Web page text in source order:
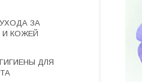
ЗА
КОЖЕЙ
ДЛЯ